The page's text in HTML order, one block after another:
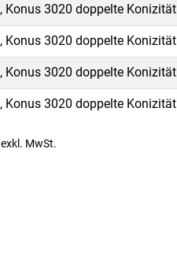
Konus 3020 doppelte Konizität
Konus 3020 doppelte Konizität
Konus 3020 doppelte Konizität
Konus 3020 doppelte Konizität
MwSt.